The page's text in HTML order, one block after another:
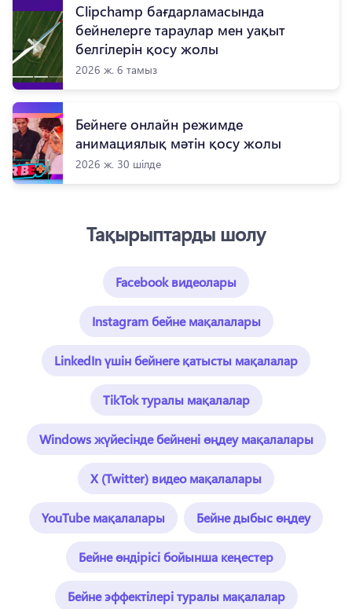
Clipchamp бағдарламасында
бейнелерге тараулар мен уақыт
белгілерін қосу жолы
2026 ж. 6 тамыз
Бейнеге онлайн режимде
анимациялық мәтін қосу жолы
2026 ж. 30 шілде
Тақырыптарды шолу
Facebook видеолары
Instagram бейне мақалалары
LinkedIn үшін бейнеге қатысты мақалалар
TikTok туралы мақалалар
Windows жүйесінде бейнені өңдеу мақалалары
X (Twitter) видео мақалалары
YouTube мақалалары Бейне дыбыс өңдеу
Бейне өндірісі бойынша кеңестер
Бейне эффектілері туралы мақалалар